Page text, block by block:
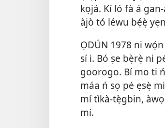
kọjá. Kí ló fà á
àjò tó léwu bẹ́ẹ̀
ỌDÚN 1978 ni
sí i. Bó ṣe bẹ̀rẹ̀ ni
goorogo. Bí mo ti
máa ń sọ pé ẹsẹ̀
mí tìkà-tẹ̀gbin,
mí.